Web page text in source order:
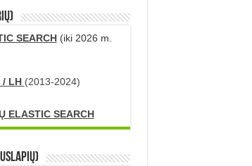
SEARCH(iki 2026 m.
/ LH (2013-2024)
ELASTIC SEARCH